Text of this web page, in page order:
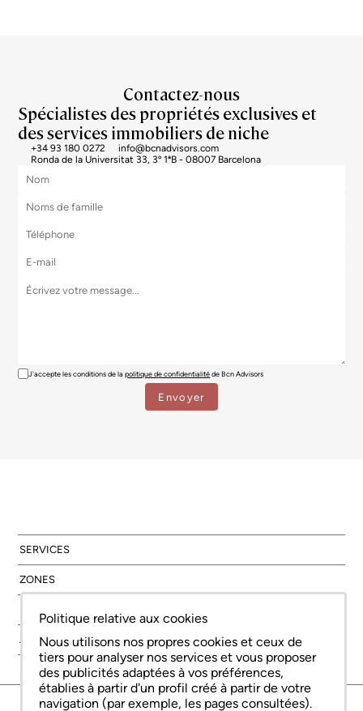
Contactez-nous
Spécialistes des propriétés exclusives et
des services immobiliers de niche
+34 93 180 0272
info@bcnadvisors.com
Ronda de la Universitat 33, 3º 1ªB - 08007 Barcelona
J'accepte les conditions de lapolitique de confidentialitéde Bcn Advisors
SERVICES
ZONES
À PROPOS DE NOUS
© Copyright Bcn Advisors 2026
Politique relative aux cookies
Nous utilisons nos propres cookies et ceux de
tiers pour analyser nos services et vous proposer
des publicités adaptées à vos préférences,
établies à partir d'un profil créé à partir de votre
navigation (par exemple, les pages consultées).